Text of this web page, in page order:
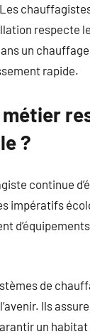
respecte
un
rapide.
métier
?
continue
impératifs
de
Ils
un